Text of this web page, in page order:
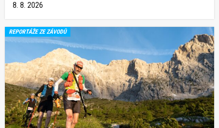
8. 8. 2026
REPORTÁŽE ZE ZÁVODŮ